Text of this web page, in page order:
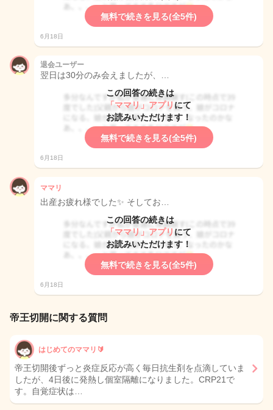
無料で続きを見る(全5件)
6月18日
退会ユーザー
翌日は30分のみ会えましたが、…
この回答の続きは
「ママリ」アプリ にて
お読みいただけます！
無料で続きを見る(全5件)
6月18日
ママリ
出産お疲れ様でした✨ そしてお…
この回答の続きは
「ママリ」アプリ にて
お読みいただけます！
無料で続きを見る(全5件)
6月18日
帝王切開に関する質問
はじめてのママリ🔰
帝王切開後ずっと炎症反応が高く毎日抗生剤を点滴していま
したが、4日後に発熱し個室隔離になりました。CRP21で
す。自覚症状は…